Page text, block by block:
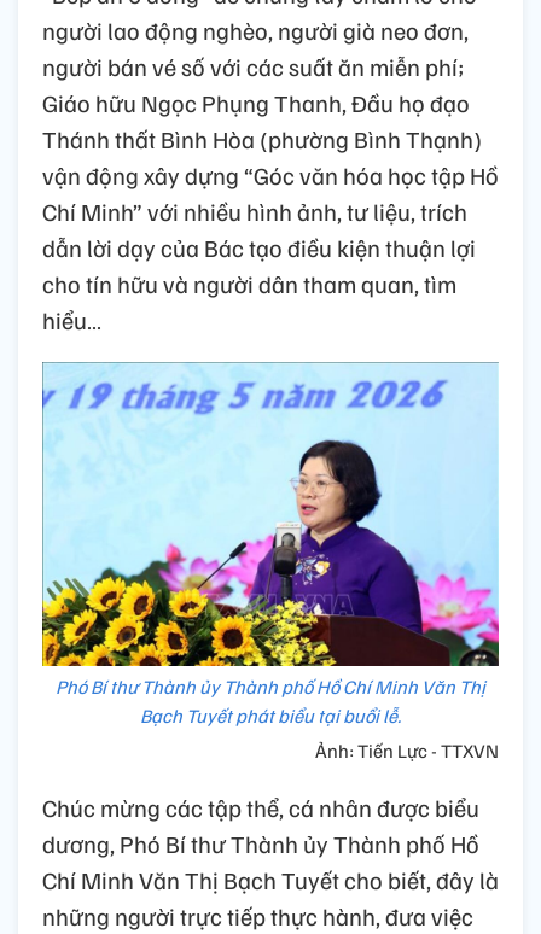
người lao động nghèo, người già neo đơn,
người bán vé số với các suất ăn miễn phí;
Giáo hữu Ngọc Phụng Thanh, Đầu họ đạo
Thánh thất Bình Hòa (phường Bình Thạnh)
vận động xây dựng “Góc văn hóa học tập Hồ
Chí Minh” với nhiều hình ảnh, tư liệu, trích
dẫn lời dạy của Bác tạo điều kiện thuận lợi
cho tín hữu và người dân tham quan, tìm
hiểu…
Phó Bí thư Thành ủy Thành phố Hồ Chí Minh Văn Thị
Bạch Tuyết phát biểu tại buổi lễ.
Ảnh: Tiến Lực - TTXVN
Chúc mừng các tập thể, cá nhân được biểu
dương, Phó Bí thư Thành ủy Thành phố Hồ
Chí Minh Văn Thị Bạch Tuyết cho biết, đây là
những người trực tiếp thực hành, đưa việc